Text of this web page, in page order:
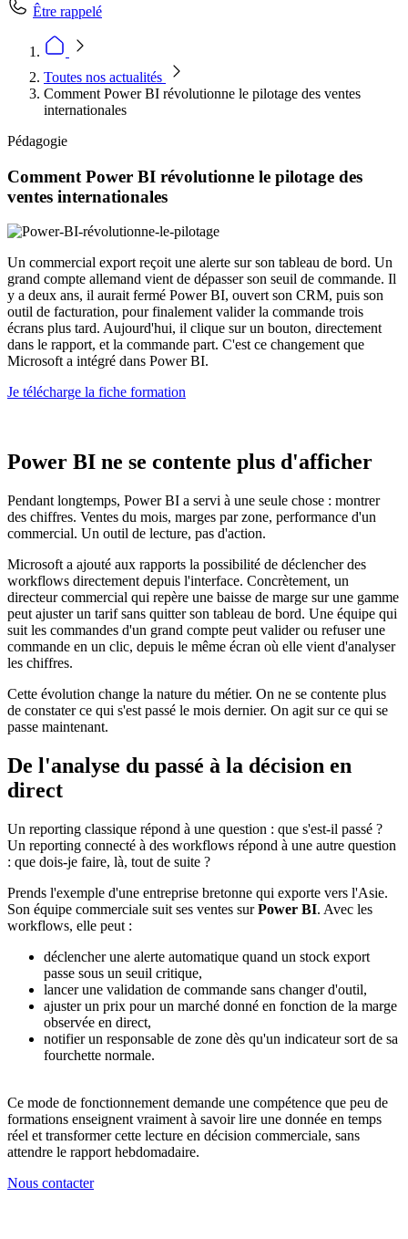
Être rappelé
Toutes nos actualités
Comment Power BI révolutionne le pilotage des ventes
internationales
Pédagogie
Comment Power BI révolutionne le pilotage des
ventes internationales
Un commercial export reçoit une alerte sur son tableau de bord. Un
grand compte allemand vient de dépasser son seuil de commande. Il
y a deux ans, il aurait fermé Power BI, ouvert son CRM, puis son
outil de facturation, pour finalement valider la commande trois
écrans plus tard. Aujourd'hui, il clique sur un bouton, directement
dans le rapport, et la commande part. C'est ce changement que
Microsoft a intégré dans Power BI.
Je télécharge la fiche formation
Power BI ne se contente plus d'afficher
Pendant longtemps, Power BI a servi à une seule chose : montrer
des chiffres. Ventes du mois, marges par zone, performance d'un
commercial. Un outil de lecture, pas d'action.
Microsoft a ajouté aux rapports la possibilité de déclencher des
workflows directement depuis l'interface. Concrètement, un
directeur commercial qui repère une baisse de marge sur une gamme
peut ajuster un tarif sans quitter son tableau de bord. Une équipe qui
suit les commandes d'un grand compte peut valider ou refuser une
commande en un clic, depuis le même écran où elle vient d'analyser
les chiffres.
Cette évolution change la nature du métier. On ne se contente plus
de constater ce qui s'est passé le mois dernier. On agit sur ce qui se
passe maintenant.
De l'analyse du passé à la décision en
direct
Un reporting classique répond à une question : que s'est-il passé ?
Un reporting connecté à des workflows répond à une autre question
: que dois-je faire, là, tout de suite ?
Prends l'exemple d'une entreprise bretonne qui exporte vers l'Asie.
Son équipe commerciale suit ses ventes surPower BI. Avec les
workflows, elle peut :
déclencher une alerte automatique quand un stock export
passe sous un seuil critique,
lancer une validation de commande sans changer d'outil,
ajuster un prix pour un marché donné en fonction de la marge
observée en direct,
notifier un responsable de zone dès qu'un indicateur sort de sa
fourchette normale.
Ce mode de fonctionnement demande une compétence que peu de
formations enseignent vraiment à savoir lire une donnée en temps
réel et transformer cette lecture en décision commerciale, sans
attendre le rapport hebdomadaire.
Nous contacter